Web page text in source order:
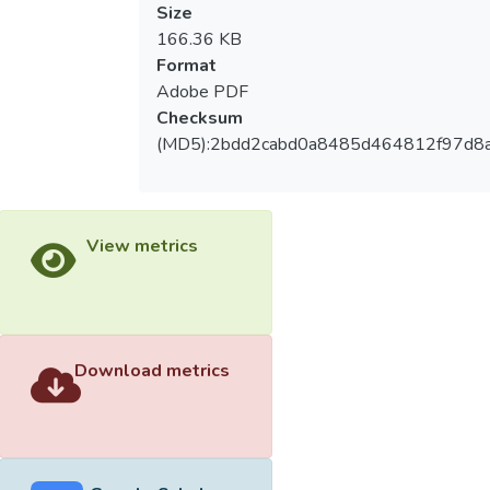
Size
166.36 KB
Format
Adobe PDF
Checksum
View metrics
Download metrics